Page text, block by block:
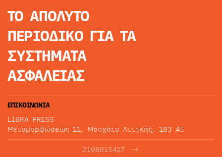
ΤΟ ΑΠΟΛΥΤΟ
ΠΕΡΙΟΔΙΚΟ ΓΙΑ ΤΑ
ΣΥΣΤΗΜΑΤΑ
ΑΣΦΑΛΕΙΑΣ
ΕΠΙΚΟΙΝΩΝΙΑ
LIBRA PRESS
Μεταμορφώσεως 11, Μοσχάτο Αττικής, 183 45
2108815417